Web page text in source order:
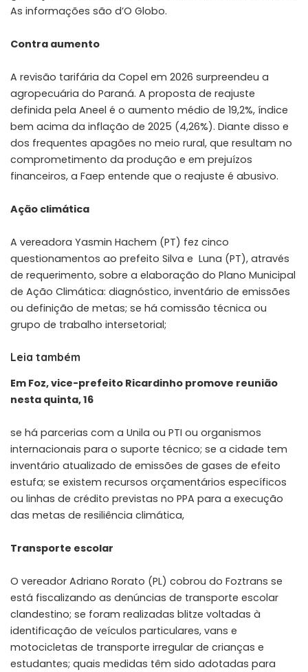
As informações são d’O Globo.
Contra aumento
A revisão tarifária da Copel em 2026 surpreendeu a
agropecuária do Paraná. A proposta de reajuste
definida pela Aneel é o aumento médio de 19,2%, índice
bem acima da inflação de 2025 (4,26%). Diante disso e
dos frequentes apagões no meio rural, que resultam no
comprometimento da produção e em prejuízos
financeiros, a Faep entende que o reajuste é abusivo.
Ação climática
A vereadora Yasmin Hachem (PT) fez cinco
questionamentos ao prefeito Silva e Luna (PT), através
de requerimento, sobre a elaboração do Plano Municipal
de Ação Climática: diagnóstico, inventário de emissões
ou definição de metas; se há comissão técnica ou
grupo de trabalho intersetorial;
Leia também
Em Foz, vice-prefeito Ricardinho promove reunião
nesta quinta, 16
se há parcerias com a Unila ou PTI ou organismos
internacionais para o suporte técnico; se a cidade tem
inventário atualizado de emissões de gases de efeito
estufa; se existem recursos orçamentários específicos
ou linhas de crédito previstas no PPA para a execução
das metas de resiliência climática,
Transporte escolar
O vereador Adriano Rorato (PL) cobrou do Foztrans se
está fiscalizando as denúncias de transporte escolar
clandestino; se foram realizadas blitze voltadas à
identificação de veículos particulares, vans e
motocicletas de transporte irregular de crianças e
estudantes; quais medidas têm sido adotadas para